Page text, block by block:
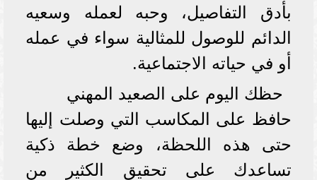
بأدق التفاصيل، وحبه لعمله وسعيه
الدائم للوصول للمثالية سواء في عمله
أو في حياته الاجتماعية.
حظك اليوم على الصعيد المهني
حافظ على المكاسب التي وصلت إليها
حتى هذه اللحظة، وضع خطة ذكية
تساعدك على تحقيق الكثير من